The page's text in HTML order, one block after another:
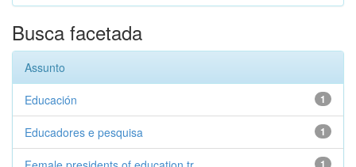
Busca facetada
Assunto
1
Educación
1
Educadores e pesquisa
1